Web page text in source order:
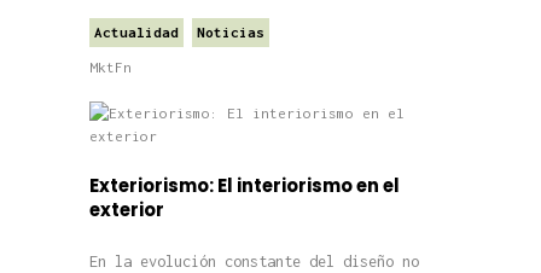
Actualidad Noticias
MktFn
Exteriorismo: El interiorismo en el
exterior
En la evolución constante del diseño no